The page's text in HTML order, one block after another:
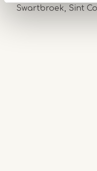
Swartbroek, Sint